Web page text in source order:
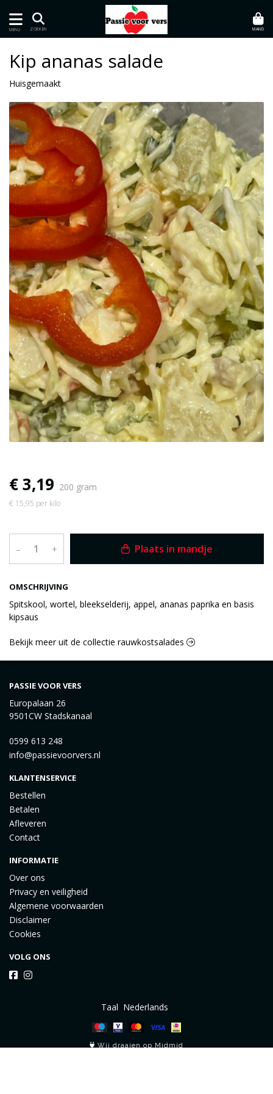
MENU ZOEKEN MAND
OMSCHRIJVING
Spitskool, wortel, bleekselderij, appel, ananas paprika en basis
kipsaus
Kip ananas salade
Huisgemaakt
€ 3,19 200 gram
€ 15,95 per kilo
– + Plaats in mandje
Bekijk meer uit de collectie rauwkostsalades
PASSIE VOOR VERS
Europalaan 26
9501CW Stadskanaal
0599 613 248
info@passievoorvers.nl
KLANTENSERVICE
Bestellen
Betalen
Afleveren
Contact
INFORMATIE
Over ons
Privacy en veiligheid
Algemene voorwaarden
Disclaimer
Cookies
VOLG ONS
Taal
Wij draaien op Midmid